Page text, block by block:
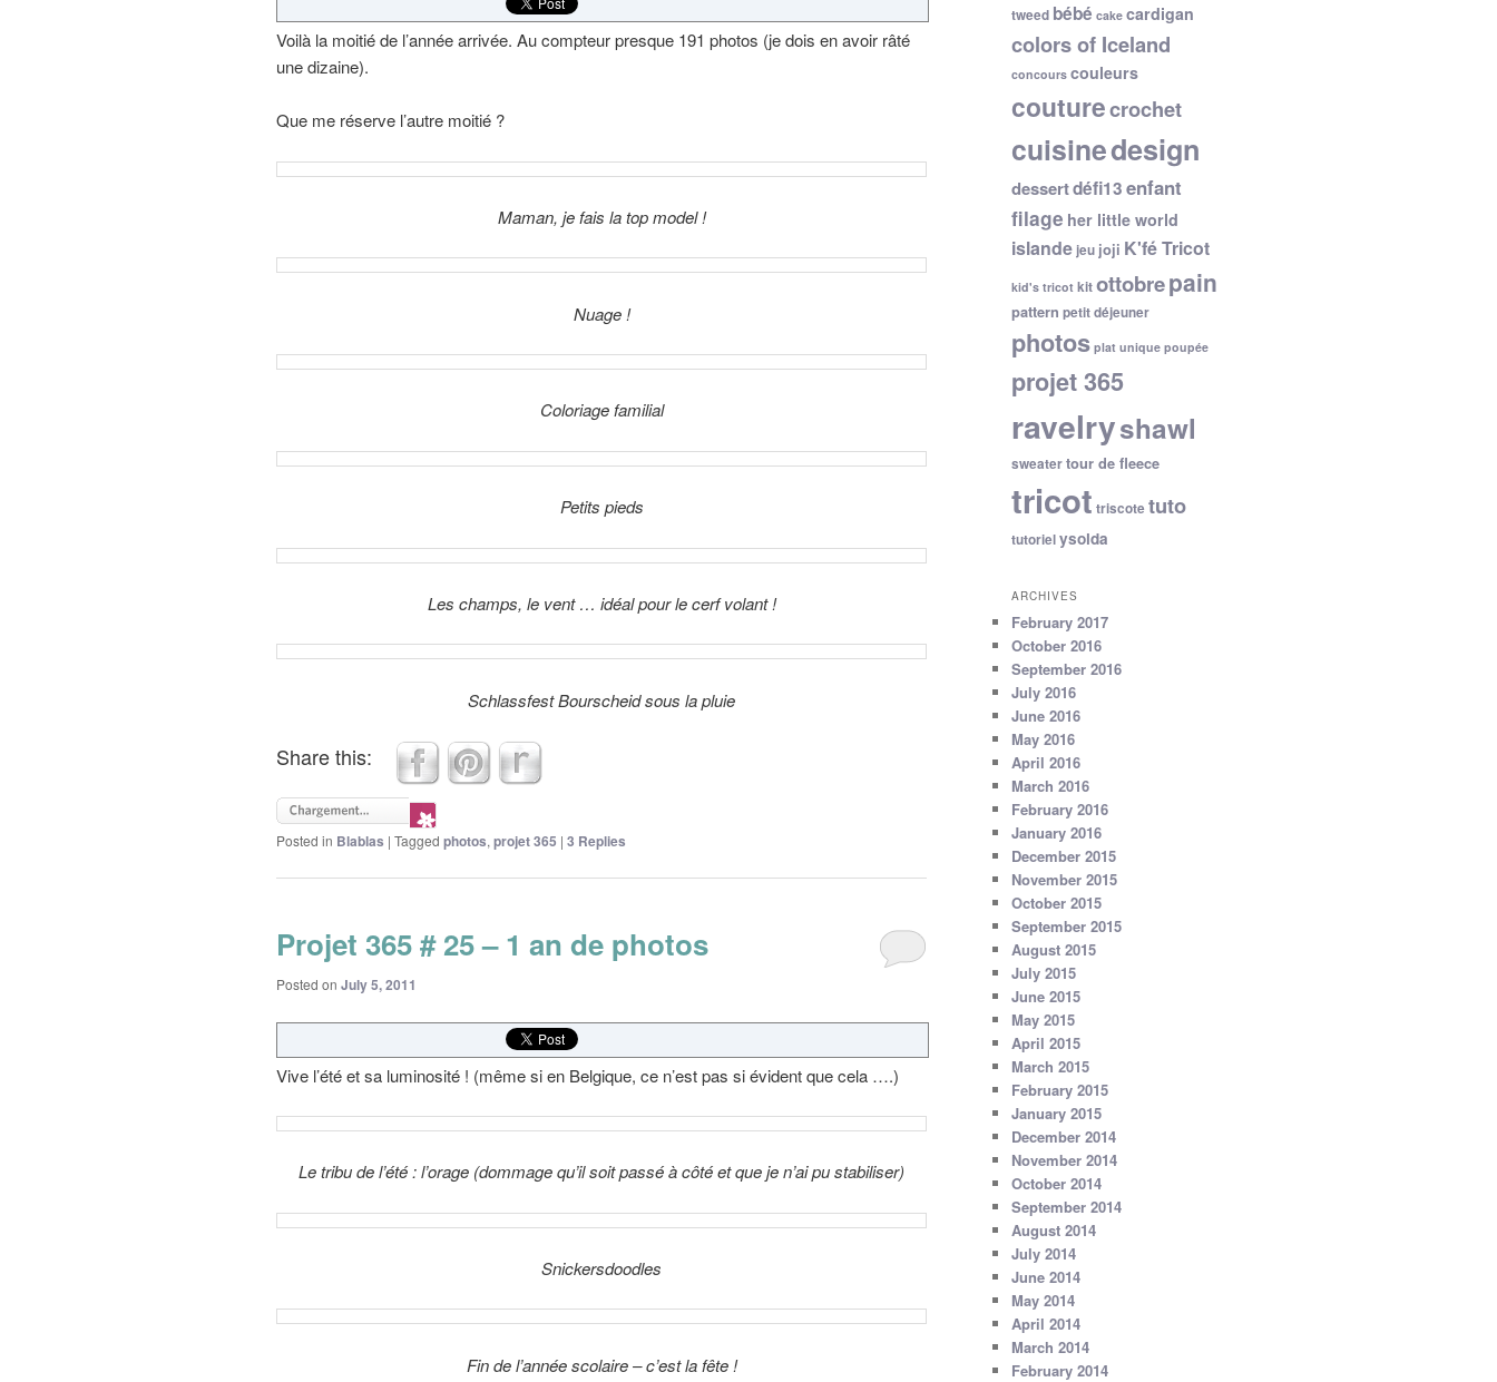
Voilà la moitié de l’année arrivée. Au compteur presque 191 photos (je dois en avoir râté
une dizaine).
Que me réserve l’autre moitié ?
Maman, je fais la top model !
Nuage !
Coloriage familial
Petits pieds
Les champs, le vent … idéal pour le cerf volant !
Schlassfest Bourscheid sous la pluie
Share this:
Posted in Blablas | Tagged photos, projet 365 | 3 Replies
Projet 365 # 25 – 1 an de photos
Posted on July 5, 2011
Vive l’été et sa luminosité ! (même si en Belgique, ce n’est pas si évident que cela ….)
Le tribu de l’été : l’orage (dommage qu’il soit passé à côté et que je n’ai pu stabiliser)
Snickersdoodles
Fin de l’année scolaire – c’est la fête !
tweed bébé cake cardigan
colors of Iceland
concours couleurs
couturecrochet
cuisinedesign
dessertdéfi13enfant
filage her little world
islande jeu joji K'fé Tricot
kid's tricot kitottobrepain
pattern petit déjeuner
photos plat unique poupée
projet 365
ravelryshawl
sweatertour de fleece
tricot triscote tuto
tutorielysolda
ARCHIVES
February 2017
October 2016
September 2016
July 2016
June 2016
May 2016
April 2016
March 2016
February 2016
January 2016
December 2015
November 2015
October 2015
September 2015
August 2015
July 2015
June 2015
May 2015
April 2015
March 2015
February 2015
January 2015
December 2014
November 2014
October 2014
September 2014
August 2014
July 2014
June 2014
May 2014
April 2014
March 2014
February 2014